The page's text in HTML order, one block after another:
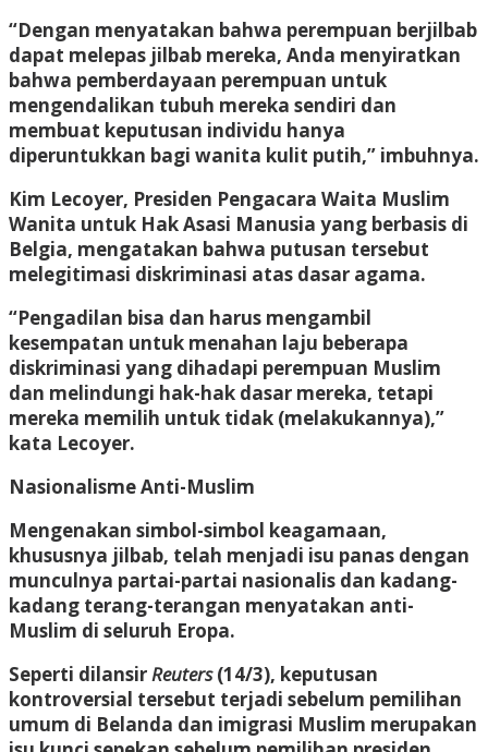
“Dengan menyatakan bahwa perempuan berjilbab
dapat melepas jilbab mereka, Anda menyiratkan
bahwa pemberdayaan perempuan untuk
mengendalikan tubuh mereka sendiri dan
membuat keputusan individu hanya
diperuntukkan bagi wanita kulit putih,” imbuhnya.
Kim Lecoyer, Presiden Pengacara Waita Muslim
Wanita untuk Hak Asasi Manusia yang berbasis di
Belgia, mengatakan bahwa putusan tersebut
melegitimasi diskriminasi atas dasar agama.
“Pengadilan bisa dan harus mengambil
kesempatan untuk menahan laju beberapa
diskriminasi yang dihadapi perempuan Muslim
dan melindungi hak-hak dasar mereka, tetapi
mereka memilih untuk tidak (melakukannya),”
kata Lecoyer.
Nasionalisme Anti-Muslim
Mengenakan simbol-simbol keagamaan,
khususnya jilbab, telah menjadi isu panas dengan
munculnya partai-partai nasionalis dan kadang-
kadang terang-terangan menyatakan anti-
Muslim di seluruh Eropa.
Seperti dilansirReuters(14/3), keputusan
kontroversial tersebut terjadi sebelum pemilihan
umum di Belanda dan imigrasi Muslim merupakan